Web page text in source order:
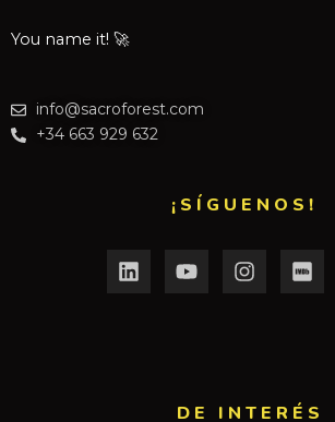
You name it! 🚀
info@sacroforest.com
+34 663 929 632
¡SÍGUENOS!
DE INTERÉS​